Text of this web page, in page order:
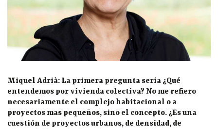
Miquel Adrià: La primera pregunta sería ¿Qué
entendemos por vivienda colectiva? No me refiero
necesariamente el complejo habitacional o a
proyectos mas pequeños, sino el concepto. ¿Es una
cuestión de proyectos urbanos, de densidad, de